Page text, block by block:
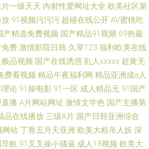
一级天天 内射性爱网址大全 欧美社区第
91视频污污污 超碰在线公开 AV蜜桃吃
产精选免费视频 国产精品91视频 69热最
费 激情影院日韩 久草123 福利欧美在线
品视频 国产在线诱惑 乱人xxxxx 超黄无
费看视频 精品午夜福利网 精品亚洲成a人
论 91操电影 91一区 成人精品无 91国产
播 A片网站网址 激情文学色 国产主播第
品在线播放 三级A片 国产日韩亚洲综合
网站 丁香五月天亚洲 欧美大粗吊人妖 深
导航 91叉叉操小骚逼 成人18视频 欧美大